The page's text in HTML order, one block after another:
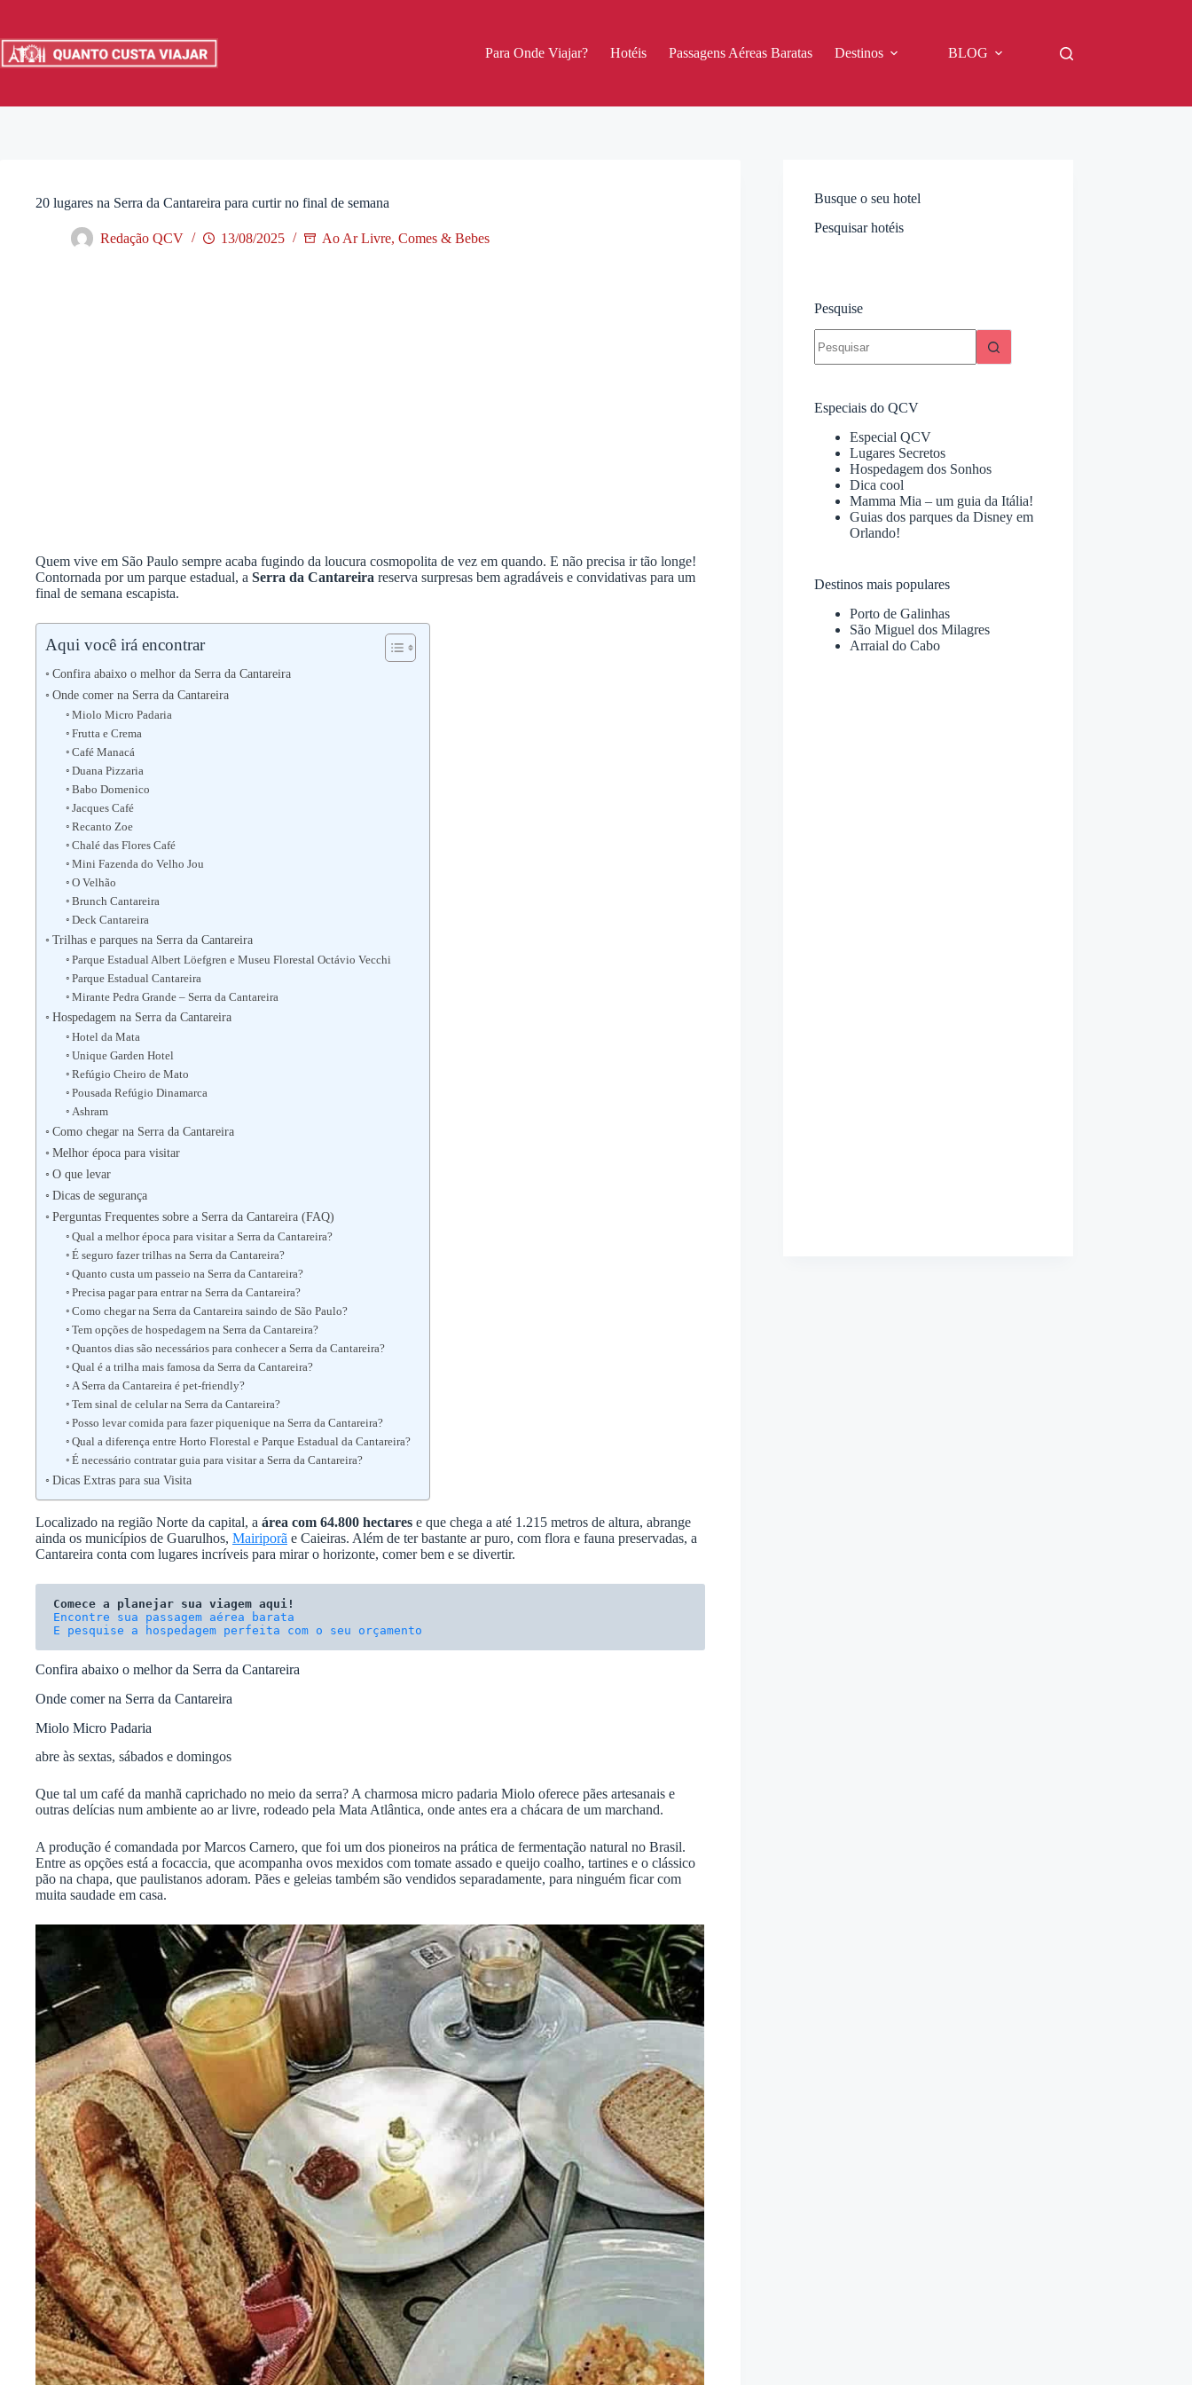
o
conteúdo
Para Onde Viajar? Hotéis Passagens Aéreas Baratas Destinos BLOG
20 lugares na Serra da Cantareira para curtir no final de semana
Redação QCV 13/08/2025 Ao Ar Livre, Comes & Bebes
Quem vive em São Paulo sempre acaba fugindo da loucura cosmopolita de vez em quando. E não precisa ir tão longe!
Contornada por um parque estadual, a Serra da Cantareira reserva surpresas bem agradáveis e convidativas para um
final de semana escapista.
Aqui você irá encontrar
Confira abaixo o melhor da Serra da Cantareira
Onde comer na Serra da Cantareira
Miolo Micro Padaria
Frutta e Crema
Café Manacá
Duana Pizzaria
Babo Domenico
Jacques Café
Recanto Zoe
Chalé das Flores Café
Mini Fazenda do Velho Jou
O Velhão
Brunch Cantareira
Deck Cantareira
Trilhas e parques na Serra da Cantareira
Parque Estadual Albert Löefgren e Museu Florestal Octávio Vecchi
Parque Estadual Cantareira
Mirante Pedra Grande – Serra da Cantareira
Hospedagem na Serra da Cantareira
Hotel da Mata
Unique Garden Hotel
Refúgio Cheiro de Mato
Pousada Refúgio Dinamarca
Ashram
Como chegar na Serra da Cantareira
Melhor época para visitar
O que levar
Dicas de segurança
Perguntas Frequentes sobre a Serra da Cantareira (FAQ)
Qual a melhor época para visitar a Serra da Cantareira?
É seguro fazer trilhas na Serra da Cantareira?
Quanto custa um passeio na Serra da Cantareira?
Precisa pagar para entrar na Serra da Cantareira?
Como chegar na Serra da Cantareira saindo de São Paulo?
Tem opções de hospedagem na Serra da Cantareira?
Quantos dias são necessários para conhecer a Serra da Cantareira?
Qual é a trilha mais famosa da Serra da Cantareira?
A Serra da Cantareira é pet-friendly?
Tem sinal de celular na Serra da Cantareira?
Posso levar comida para fazer piquenique na Serra da Cantareira?
Qual a diferença entre Horto Florestal e Parque Estadual da Cantareira?
É necessário contratar guia para visitar a Serra da Cantareira?
Dicas Extras para sua Visita
Localizado na região Norte da capital, a área com 64.800 hectares e que chega a até 1.215 metros de altura, abrange
ainda os municípios de Guarulhos, Mairiporã e Caieiras. Além de ter bastante ar puro, com flora e fauna preservadas, a
Cantareira conta com lugares incríveis para mirar o horizonte, comer bem e se divertir.
Comece a planejar sua viagem aqui!
E pesquise a hospedagem perfeita com o seu orçamento
Confira abaixo o melhor da Serra da Cantareira
Onde comer na Serra da Cantareira
Miolo Micro Padaria
abre às sextas, sábados e domingos
Que tal um café da manhã caprichado no meio da serra? A charmosa micro padaria Miolo oferece pães artesanais e
outras delícias num ambiente ao ar livre, rodeado pela Mata Atlântica, onde antes era a chácara de um marchand.
A produção é comandada por Marcos Carnero, que foi um dos pioneiros na prática de fermentação natural no Brasil.
Entre as opções está a focaccia, que acompanha ovos mexidos com tomate assado e queijo coalho, tartines e o clássico
pão na chapa, que paulistanos adoram. Pães e geleias também são vendidos separadamente, para ninguém ficar com
muita saudade em casa.
Busque o seu hotel
Pesquisar hotéis
Pesquise
resultados
Especiais do QCV
Especial QCV
Lugares Secretos
Hospedagem dos Sonhos
Dica cool
Mamma Mia – um guia da Itália!
Guias dos parques da Disney em
Orlando!
Destinos mais populares
Porto de Galinhas
São Miguel dos Milagres
Arraial do Cabo